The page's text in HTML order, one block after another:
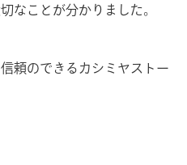
なことが分かりました。
頼のできるカシミヤストー